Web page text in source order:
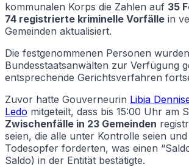
kommunalen Korps die Zahlen auf 35
74 registrierte kriminelle Vorfälle in
Gemeinden aktualisiert.
Die festgenommenen Personen
Bundesstaatsanwälten zur Verfügung
entsprechende Gerichtsverfahren
Zuvor hatte Gouverneurin Libia
Ledo mitgeteilt, dass bis 15:00 Uhr am
Zwischenfälle in 23 Gemeinden
seien, die alle unter Kontrolle seien und
Todesopfer forderten, was einen
Saldo) in der Entität bestätigte.